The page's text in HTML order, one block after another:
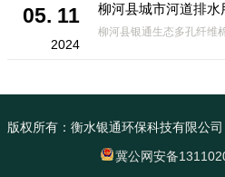
05. 11
2024
版权所有：衡水银通环保科技有限公司
冀公网安备